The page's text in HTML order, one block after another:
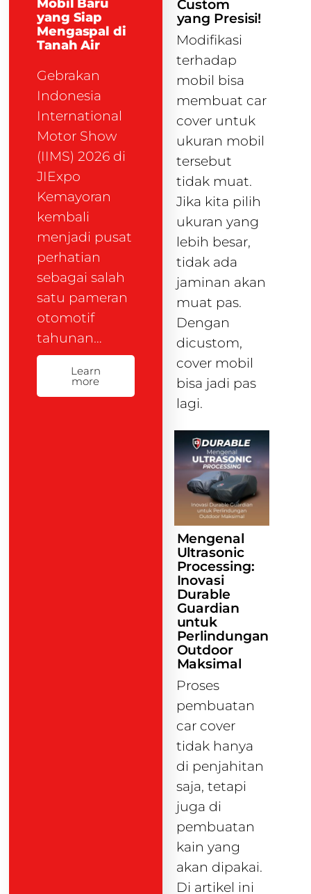
Mobil Baru
yang Siap
Mengaspal di
Tanah Air
Gebrakan
Indonesia
International
Motor Show
(IIMS) 2026 di
JIExpo
Kemayoran
kembali
menjadi pusat
perhatian
sebagai salah
satu pameran
otomotif
tahunan…
Learn
more
Custom
yang Presisi!
Modifikasi
terhadap
mobil bisa
membuat car
cover untuk
ukuran mobil
tersebut
tidak muat.
Jika kita pilih
ukuran yang
lebih besar,
tidak ada
jaminan akan
muat pas.
Dengan
dicustom,
cover mobil
bisa jadi pas
lagi.
Mengenal
Ultrasonic
Processing:
Inovasi
Durable
Guardian
untuk
Perlindungan
Outdoor
Maksimal
Proses
pembuatan
car cover
tidak hanya
di penjahitan
saja, tetapi
juga di
pembuatan
kain yang
akan dipakai.
Di artikel ini